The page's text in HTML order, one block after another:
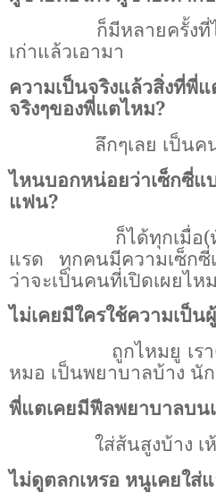
ก็มีหลายครั้งที่
เก่าแล้วเอามา
ความเป็นจริงแล้วสิ่งที่พี่
จริงๆของพี่แตไหม?
ลึกๆเลย เป็น
ไหนบอกหน่อยว่าเซ็ก
แฟน?
ก็ได้ทุกเมื่อ
แรด ทุกคนมีความเซ็กซี่
ว่าจะเป็นคนที่เปิดเผยไหม
ไม่เคยมีใครใช้ความเป็น
ถูกไหมยู เร
หมอ เป็นพยาบาลบ้าง นัก
พี่แตเคยมีฟีลพยาบาลบนเ
ใส่ส้นสูงบ้าง
ไม่ดูตลกเหรอ หนูเคยใส่